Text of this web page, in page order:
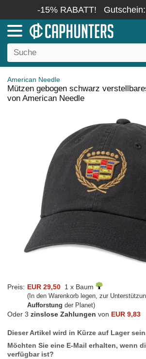
-15% RABATT! Gutschein:
American Needle
Mützen gebogen schwarz
von American Needle
Preis: EUR 29,50 1 x Baum
(In den Warenkorb legen, zur
Aufforstung der Planet)
Oder 3 zinslose Zahlungen von EUR 9,83
Dieser Artikel wird in Kürze auf Lager
Möchten Sie eine E-Mail erhalten, wenn
verfügbar ist?